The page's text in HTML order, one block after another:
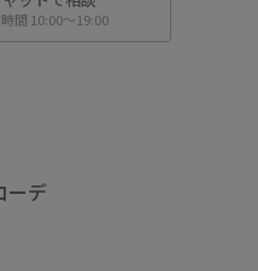
間 10:00〜19:00
ーデ